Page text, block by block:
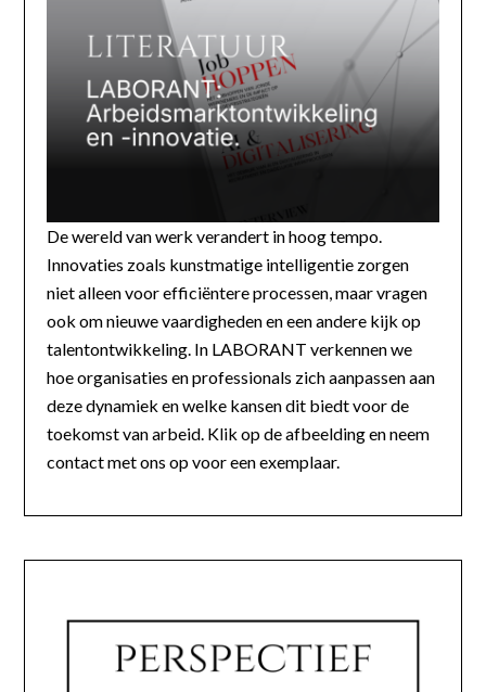
De wereld van werk verandert in hoog tempo.
Innovaties zoals kunstmatige intelligentie zorgen
niet alleen voor efficiëntere processen, maar vragen
ook om nieuwe vaardigheden en een andere kijk op
talentontwikkeling. In LABORANT verkennen we
hoe organisaties en professionals zich aanpassen aan
deze dynamiek en welke kansen dit biedt voor de
toekomst van arbeid. Klik op de afbeelding en neem
contact met ons op voor een exemplaar.